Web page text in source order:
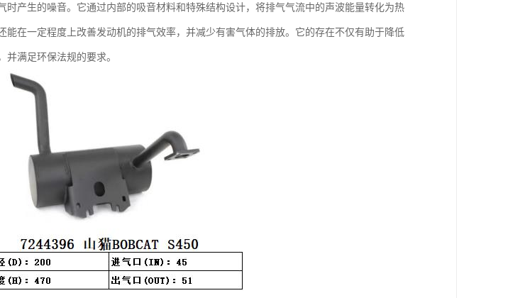
时产生的噪音。它通过内部的吸音材料和特殊结构设计，将排气气流中的声波能量转化为热
能在一定程度上改善发动机的排气效率，并减少有害气体的排放。它的存在不仅有助于降低
满足环保法规的要求。